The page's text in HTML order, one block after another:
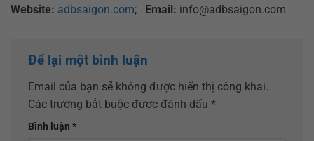
Website: adbsaigon.com; Email: info@adbsaigon.com
Để lại một bình luận
Email của bạn sẽ không được hiển thị công khai.
Các trường bắt buộc được đánh dấu *
Bình luận *